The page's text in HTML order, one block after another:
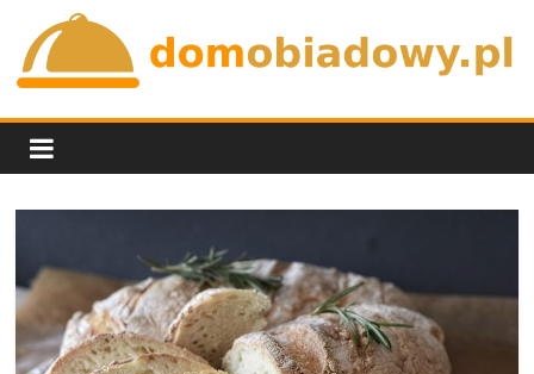
content
domobiadowy.pl